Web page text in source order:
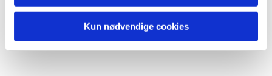
Kun nødvendige cookies